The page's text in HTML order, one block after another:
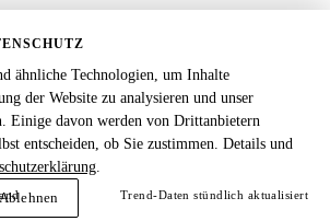
Trend-Daten stündlich aktualisiert
ähnliche Technologien, um Inhalte
der Website zu analysieren und unser
Einige davon werden von Drittanbietern
entscheiden, ob Sie zustimmen. Details und
.